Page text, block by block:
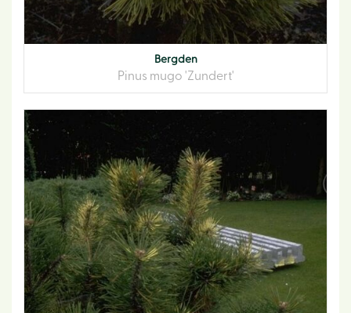
Bergden
Pinus mugo 'Zundert'